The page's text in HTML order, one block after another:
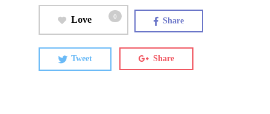
Love 0 Share
Tweet Share